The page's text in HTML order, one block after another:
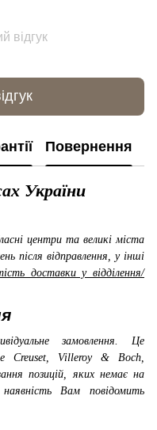
відгук
Повернення
України
центри та великі міста
після відправлення, у інші
доставки у відділення/
замовлення. Це
Creuset, Villeroy & Boch,
позицій, яких немає на
Вам повідомить